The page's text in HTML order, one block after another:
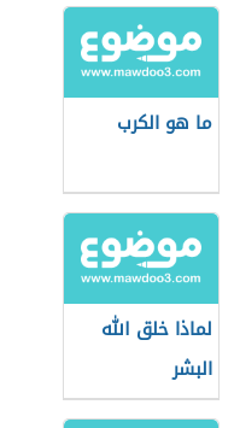
ما هو الكرب
لماذا خلق الله
البشر